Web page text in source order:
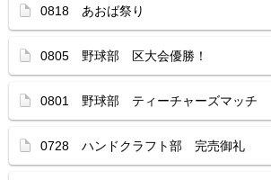
0818 あおば祭り
0805 野球部 区大会優勝！
0801 野球部 ティーチャーズマッチ
0728 ハンドクラフト部 完売御礼